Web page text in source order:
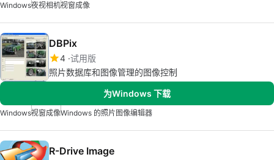
Windows夜视相机视窗成像
DBPix
4 试用版
照片数据库和图像管理的图像控制
为Windows 下载
Windows视窗成像Windows 的照片图像编辑器
R-Drive Image